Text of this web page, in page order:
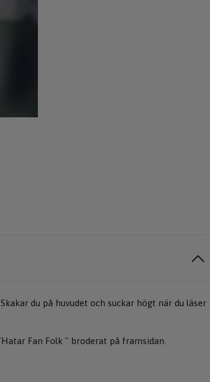
du på huvudet och suckar högt när du läser
Fan Folk " broderat på framsidan.